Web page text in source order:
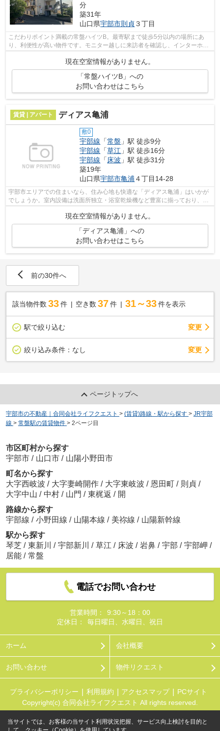
分
築31年
山口県宇部市則貞３丁目
こだわりポイント満載の常盤ハイツB。最寄駅まで徒歩5分以内の場所にあ
り、利便性が高い物件です。モニター越しに来訪者を確認し、インターホン
現在空室情報がありません。
「常盤ハイツB」への
お問い合わせはこちら
賃貸 | アパート ディアス亀浦
敷0
宇部線 「常盤 」駅 徒歩9分
宇部線 「草江 」駅 徒歩16分
宇部線 「床波 」駅 徒歩31分
築19年
山口県宇部市亀浦 ４丁目14-28
宇部市エリアでの住まいなら、住み心地も快適な「ディアス亀浦」はいかが
でしょうか。室内設備は洗面所独立・浴室乾燥機など豊富に揃っており、過
ごしやすいお部屋になっております。...
現在空室情報がありません。
「ディアス亀浦」への
お問い合わせはこちら
前の30件へ
該当物件数 33件 空き数 37 件 31～33 件を表示
駅で絞り込む 変更
絞り込み条件： なし 変更
ページトップへ
宇部市の不動産｜合同会社ライフクエスト > (賃貸)路線・駅から探す > JR宇部
線 > 常盤駅の賃貸物件 > 2ページ目
市区町村から探す
宇部市 / 山口市 / 山陽小野田市
町名から探す
大字西岐波 / 大字妻崎開作 / 大字東岐波 / 恩田町 / 則貞 /
大字中山 / 中村 / 山門 / 東梶返 / 開
路線から探す
宇部線 / 小野田線 / 山陽本線 / 美祢線 / 山陽新幹線
駅から探す
琴芝 / 東新川 / 宇部新川 / 草江 / 床波 / 岩鼻 / 宇部 / 宇部岬 /
居能 / 常盤
電話でお問い合わせ
営業時間：
9:30～18：00
定休日：
毎日曜日、水曜日、祝日
ホーム 会社概要
お問い合わせ 物件リクエスト
プライバシーポリシー 利用規約 アクセスマップ
PCサイト
Copyright(c) 合同会社ライフクエスト All rights reserved.
当サイトでは、お客様の当サイト利用状況把握、サービス向上検討を目的と